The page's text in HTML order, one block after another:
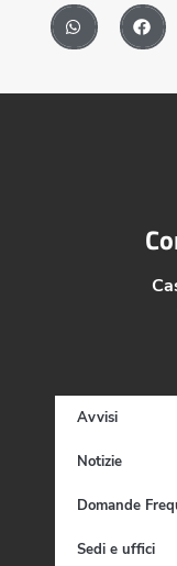
Avvisi
Notizie
Domande
Sedi e uffici